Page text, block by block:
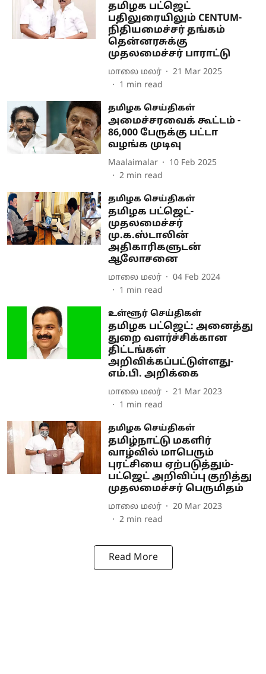
தமிழக பட்ஜெட்
பதிலுரையிலும் CENTUM-
நிதியமைச்சர் தங்கம்
தென்னரசுக்கு
முதலமைச்சர் பாராட்டு
மாலை மலர்
21 Mar 2025
1 min read
தமிழக செய்திகள்
அமைச்சரவைக் கூட்டம் -
86,000 பேருக்கு பட்டா
வழங்க முடிவு
Maalaimalar
10 Feb 2025
2 min read
தமிழக செய்திகள்
தமிழக பட்ஜெட்-
முதலமைச்சர்
மு.க.ஸ்டாலின்
அதிகாரிகளுடன்
ஆலோசனை
மாலை மலர்
04 Feb 2024
1 min read
உள்ளூர் செய்திகள்
தமிழக பட்ஜெட்: அனைத்து
துறை வளர்ச்சிக்கான
திட்டங்கள்
அறிவிக்கப்பட்டுள்ளது-
எம்.பி. அறிக்கை
மாலை மலர்
21 Mar 2023
1 min read
தமிழக செய்திகள்
தமிழ்நாட்டு மகளிர்
வாழ்வில் மாபெரும்
புரட்சியை ஏற்படுத்தும்-
பட்ஜெட் அறிவிப்பு குறித்து
முதலமைச்சர் பெருமிதம்
மாலை மலர்
20 Mar 2023
2 min read
Read More